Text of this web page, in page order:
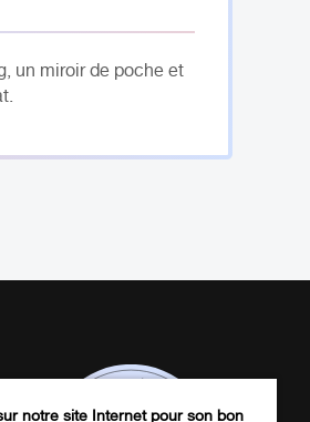
un miroir de poche et
notre site Internet pour son bon